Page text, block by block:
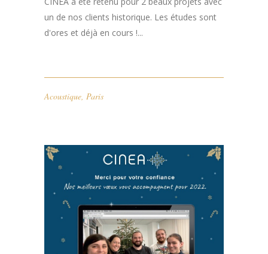
CINEA a été retenu pour 2 beaux projets avec
un de nos clients historique. Les études sont
d'ores et déjà en cours !...
Acoustique ,